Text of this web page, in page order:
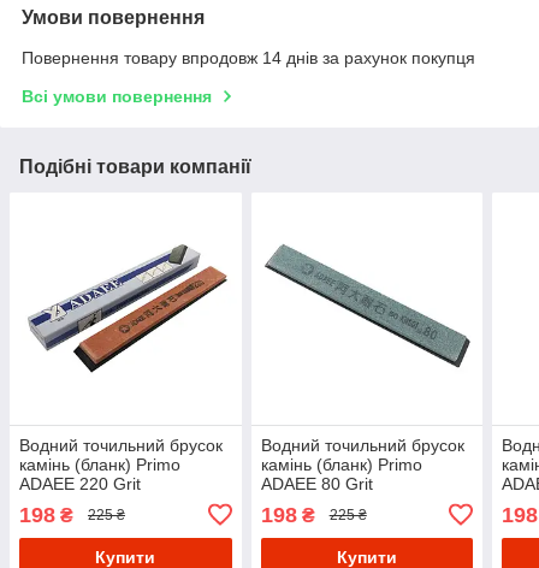
Умови повернення
Повернення товару впродовж 14 днів за рахунок покупця
Всі умови повернення
Подібні товари компанії
Водний точильний брусок
камінь (бланк) Primo
ADAEE 220 Grit
198 ₴ 225 ₴
Купити
Водний точильний брусок
камінь (бланк) Primo
ADAEE 80 Grit
198₴ 225 ₴
Купити
198